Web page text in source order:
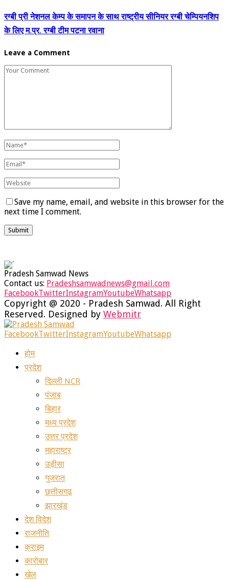
रग्बी प्री नेशनल केम्प के समापन के साथ राष्ट्रीय सीनियर रग्बी चेम्पियनशिप
के लिए म.प्र. रग्बी टीम पटना रवाना
Leave a Comment
Save my name, email, and website in this browser for the
next time I comment.
Pradesh Samwad News
Contact us: Pradeshsamwadnews@gmail.com
FacebookTwitterInstagramYoutubeWhatsapp
Copyright @ 2020 - Pradesh Samwad. All Right
Reserved. Designed by Webmitr
FacebookTwitterInstagramYoutubeWhatsapp
होम
प्रदेश
दिल्ली NCR
पंजाब
बिहार
मध्य प्रदेश
उत्तर प्रदेश
महाराष्ट्र
उड़ीसा
गुजरात
छत्तीसगढ़
झारखंड
देश विदेश
राजनीति
क्राइम
कारोबार
खेल